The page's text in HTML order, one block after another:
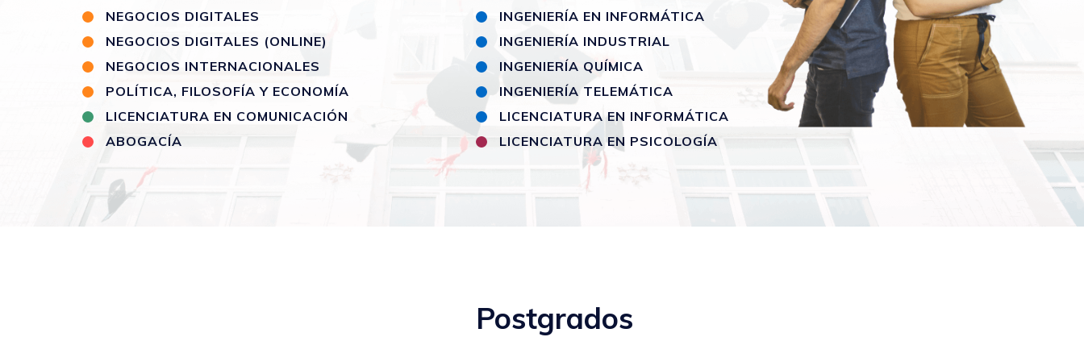
NEGOCIOS DIGITALES
NEGOCIOS DIGITALES (ONLINE)
NEGOCIOS INTERNACIONALES
POLÍTICA, FILOSOFÍA Y ECONOMÍA
LICENCIATURA EN COMUNICACIÓN
ABOGACÍA
INGENIERÍA EN INFORMÁTICA
INGENIERÍA INDUSTRIAL
INGENIERÍA QUÍMICA
INGENIERÍA TELEMÁTICA
LICENCIATURA EN INFORMÁTICA
LICENCIATURA EN PSICOLOGÍA
Postgrados